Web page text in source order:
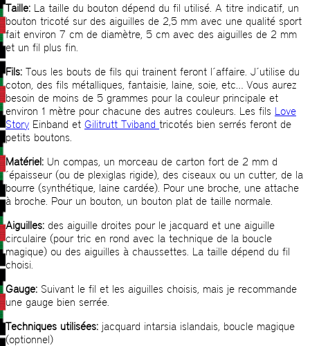
Taille: La taille du bouton dépend du fil utilisé. A titre indicatif, un
bouton tricoté sur des aiguilles de 2,5 mm avec une qualité sport
fait environ 7 cm de diamètre, 5 cm avec des aiguilles de 2 mm
et un fil plus fin.
Fils: Tous les bouts de fils qui trainent feront l´affaire. J´utilise du
coton, des fils métalliques, fantaisie, laine, soie, etc… Vous aurez
besoin de moins de 5 grammes pour la couleur principale et
environ 1 mètre pour chacune des autres couleurs. Les fils Love
Story Einband et Gilitrutt Tviband tricotés bien serrés feront de
petits boutons.
Matériel: Un compas, un morceau de carton fort de 2 mm d
´épaisseur (ou de plexiglas rigide), des ciseaux ou un cutter, de la
bourre (synthétique, laine cardée). Pour une broche, une attache
à broche. Pour un bouton, un bouton plat de taille normale.
Aiguilles: des aiguille droites pour le jacquard et une aiguille
circulaire (pour tric en rond avec la technique de la boucle
magique) ou des aiguilles à chaussettes. La taille dépend du fil
choisi.
Gauge: Suivant le fil et les aiguilles choisis, mais je recommande
une gauge bien serrée.
Techniques utilisées: jacquard intarsia islandais, boucle magique
(optionnel)